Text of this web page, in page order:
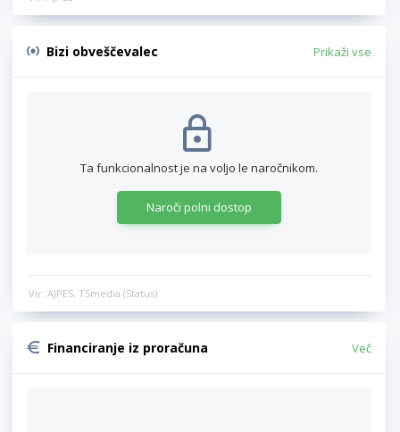
Bizi obveščevalec Prikaži vse
Ta funkcionalnost je na voljo le naročnikom.
Naroči polni dostop
Vir: AJPES, TSmedia (Status)
Financiranje iz proračuna Več